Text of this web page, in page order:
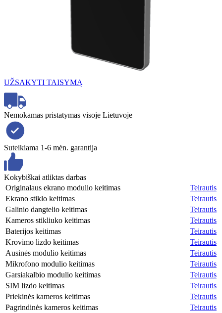
UŽSAKYTI TAISYMĄ
Nemokamas pristatymas visoje Lietuvoje
Suteikiama 1-6 mėn. garantija
Kokybiškai atliktas darbas
Originalaus ekrano modulio keitimas
Teirautis
Ekrano stiklo keitimas
Teirautis
Galinio dangtelio keitimas
Teirautis
Kameros stikliuko keitimas
Teirautis
Baterijos keitimas
Teirautis
Krovimo lizdo keitimas
Teirautis
Ausinės modulio keitimas
Teirautis
Mikrofono modulio keitimas
Teirautis
Garsiakalbio modulio keitimas
Teirautis
SIM lizdo keitimas
Teirautis
Priekinės kameros keitimas
Teirautis
Pagrindinės kameros keitimas
Teirautis